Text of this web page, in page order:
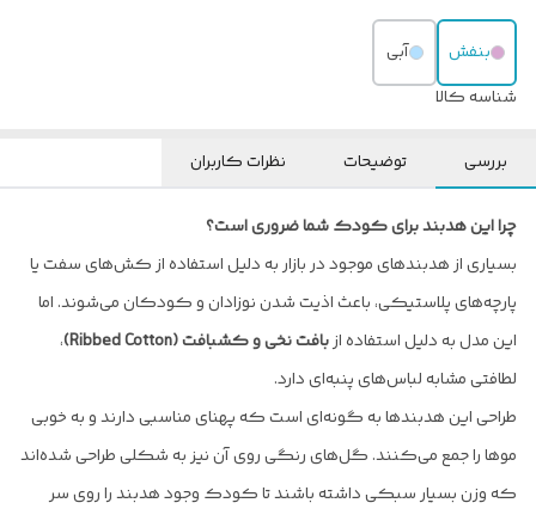
بنفش
آبی
شناسه کالا
بررسی توضیحات نظرات کاربران
چرا این هدبند برای کودک شما ضروری است؟
بسیاری از هدبندهای موجود در بازار به دلیل استفاده از کش‌های سفت یا
پارچه‌های پلاستیکی، باعث اذیت شدن نوزادان و کودکان می‌شوند. اما
این مدل به دلیل استفاده ازبافت نخی و کشبافت (Ribbed Cotton)
،
لطافتی مشابه لباس‌های پنبه‌ای دارد.
طراحی این هدبندها به گونه‌ای است که پهنای مناسبی دارند و به خوبی
موها را جمع می‌کنند. گل‌های رنگی روی آن نیز به شکلی طراحی شده‌اند
که وزن بسیار سبکی داشته باشند تا کودک وجود هدبند را روی سر